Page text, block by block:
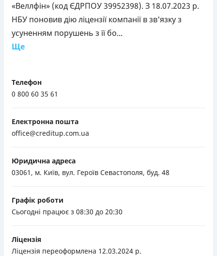
«Веллфін» (код ЄДРПОУ 39952398). З 18.07.2023 р.
НБУ поновив дію ліцензії компанії в зв'язку з
усуненням порушень з її бо...
Ще
Телефон
0 800 60 35 61
Електронна пошта
office@creditup.com.ua
Юридична адреса
03061, м. Київ, вул. Героїв Севастополя, буд. 48
Графік роботи
Сьогодні працює з 08:30 до 20:30
Ліцензія
Ліцензія переоформлена 12.03.2024 р.